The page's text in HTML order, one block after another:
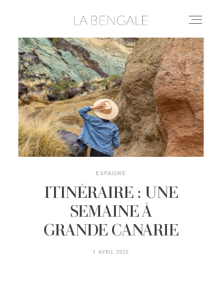
DESTINATIONS
LIFESTYLE
LE YOGA
CONSEILS & ASTUCES
À PROPOS
CONTACT
ESPAGNE
ITINÉRAIRE : UNE
SEMAINE À
GRANDE CANARIE
1 AVRIL 2022